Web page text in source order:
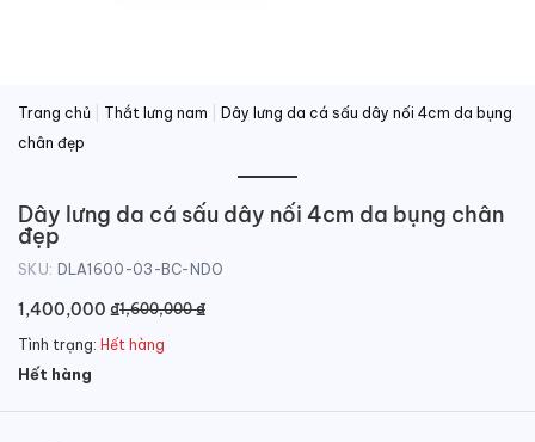
Trang chủ Thắt lưng nam
Dây lưng da cá sấu dây nối 4cm da bụng
chân đẹp
Dây lưng da cá sấu dây nối 4cm da bụng chân
đẹp
SKU: DLA1600-03-BC-NDO
1,600,000₫
Giá
gốc
là:
1,600,000 ₫.
1,400,000 ₫
Giá
hiện
tại
1,400,000 ₫.
Tình trạng: Hết hàng
Hết hàng